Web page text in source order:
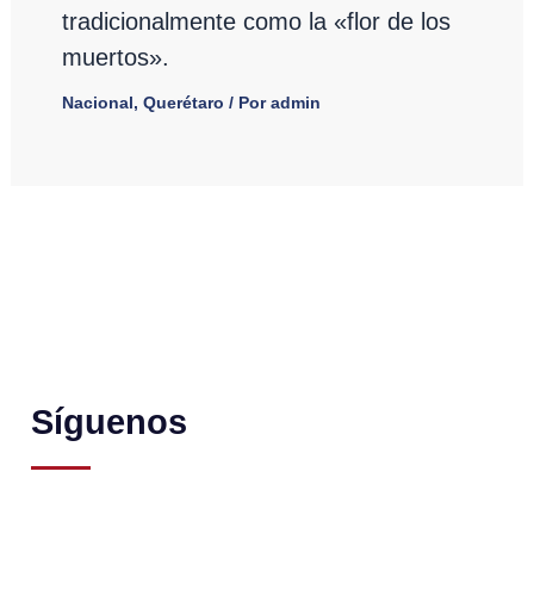
tradicionalmente como la «flor de los
muertos».
Nacional, Querétaro / Poradmin
Síguenos